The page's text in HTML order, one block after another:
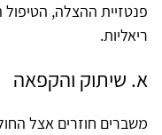
פנטזיית ההצלה,
ריאליות.
א. שיתוק והקפאה
משברים חוזרים אצל